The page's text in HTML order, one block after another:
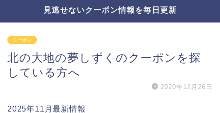
見逃せないクーポン情報を毎日更新
クーポン
北の大地の夢しずくのクーポンを探
している方へ
2020年12月26日
2025年11月最新情報